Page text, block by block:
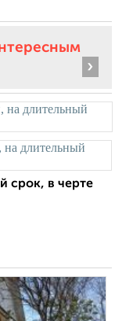
›
срок, в черте